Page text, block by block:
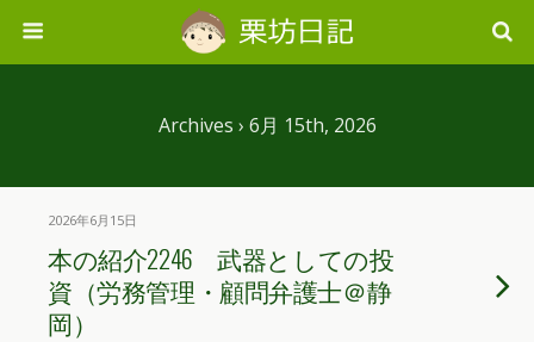
Archives › 6月 15th, 2026
2026年6月15日
本の紹介2246 武器としての投
資（労務管理・顧問弁護士＠静
岡）